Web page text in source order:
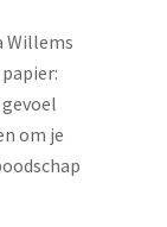
Willems
om je